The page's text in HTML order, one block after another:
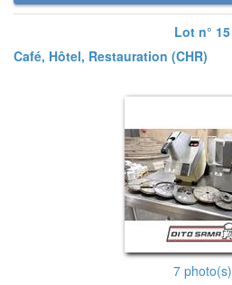
Lot n° 15
Café, Hôtel, Restauration (CHR)
7 photo(s)